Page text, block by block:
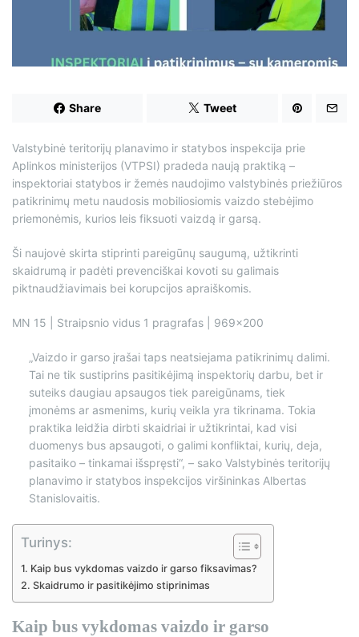
t
i
Share Tweet
Valstybinė teritorijų planavimo ir statybos inspekcija prie
Aplinkos ministerijos (VTPSI) pradeda naują praktiką –
inspektoriai statybos ir žemės naudojimo valstybinės priežiūros
patikrinimų metu naudosis mobiliosiomis vaizdo stebėjimo
priemonėmis, kurios leis fiksuoti vaizdą ir garsą.
Ši naujovė skirta stiprinti pareigūnų saugumą, užtikrinti
skaidrumą ir padėti prevenciškai kovoti su galimais
piktnaudžiavimais bei korupcijos apraiškomis.
MN 15 | Straipsnio vidus 1 pragrafas | 969×200
„Vaizdo ir garso įrašai taps neatsiejama patikrinimų dalimi.
Tai ne tik sustiprins pasitikėjimą inspektorių darbu, bet ir
suteiks daugiau apsaugos tiek pareigūnams, tiek
įmonėms ar asmenims, kurių veikla yra tikrinama. Tokia
praktika leidžia dirbti skaidriai ir užtikrintai, kad visi
duomenys bus apsaugoti, o galimi konfliktai, kurių, deja,
pasitaiko – tinkamai išspręsti“, – sako Valstybinės teritorijų
planavimo ir statybos inspekcijos viršininkas Albertas
Stanislovaitis.
Turinys:
Kaip bus vykdomas vaizdo ir garso fiksavimas?
Skaidrumo ir pasitikėjimo stiprinimas
Kaip bus vykdomas vaizdo ir garso